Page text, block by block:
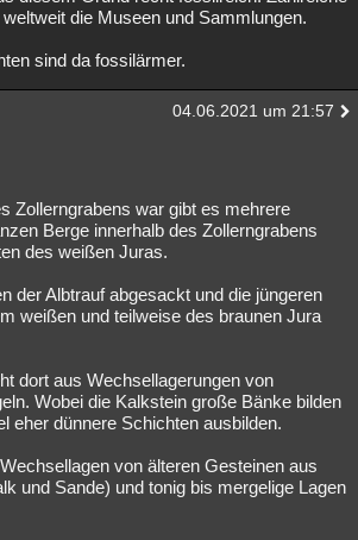
die Museen und Sammlungen.
sind da fossilärmer.
04.06.2021 um 21:57
Zollerngrabens war gibt es mehrere
Berge innerhalb des Zollerngrabens
des weißen Juras.
der Albtrauf abgesackt und die jüngeren
weißen und teilweise des braunen Jura
dort aus Wechsellagerungen von
Wobei die Kalkstein große Bänke bilden
eher dünnere Schichten ausbilden.
von älteren Gesteinen aus
und Sande) und tonig bis mergelige Lagen